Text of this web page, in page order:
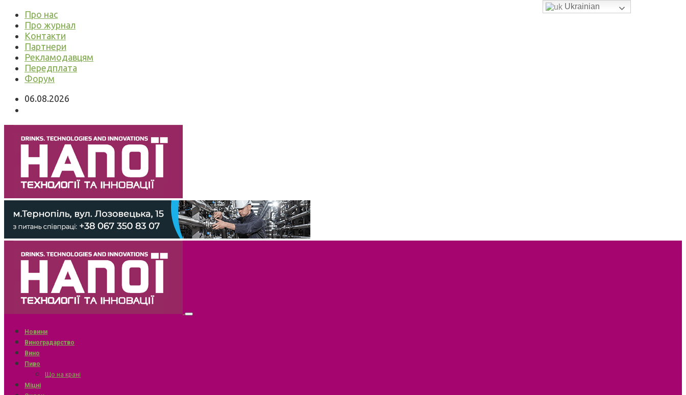
Про нас
Про журнал
Контакти
Партнери
Рекламодавцям
Передплата
Форум
06.08.2026
Новини
Виноградарство
Вино
Пиво
Що на крані
Міцні
Ukrainian